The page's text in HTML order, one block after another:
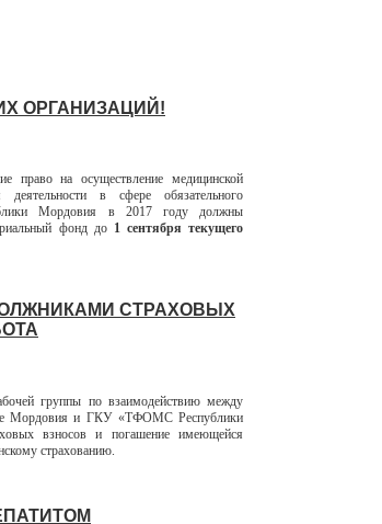
ОРГАНИЗАЦИЙ!
право на осуществление медицинской
деятельности в сфере обязательного
Мордовия в 2017 году должны
фонд до 1 сентября текущего
СТРАХОВЫХ
группы по взаимодействию между
Мордовия и ГКУ «ТФОМС Республики
взносов и погашение имеющейся
страхованию.